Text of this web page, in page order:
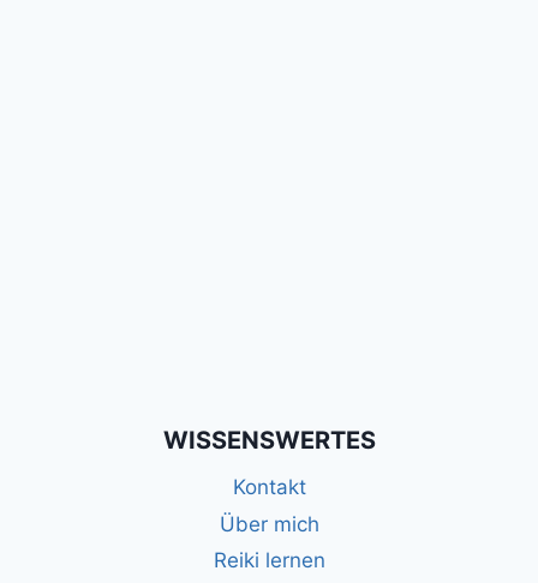
WISSENSWERTES
Kontakt
Über mich
Reiki lernen